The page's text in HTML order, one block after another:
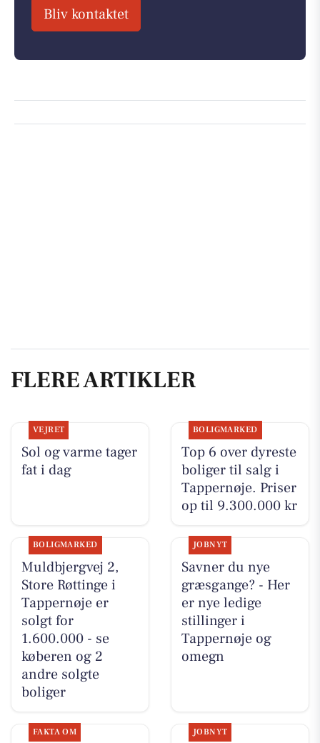
Bliv kontaktet
FLERE ARTIKLER
VEJRET
Sol og varme tager
fat i dag
BOLIGMARKED
Top 6 over dyreste
boliger til salg i
Tappernøje. Priser
op til 9.300.000 kr
BOLIGMARKED
Muldbjergvej 2,
Store Røttinge i
Tappernøje er
solgt for
1.600.000 - se
køberen og 2
andre solgte
boliger
JOBNYT
Savner du nye
græsgange? - Her
er nye ledige
stillinger i
Tappernøje og
omegn
FAKTA OM JOBNYT